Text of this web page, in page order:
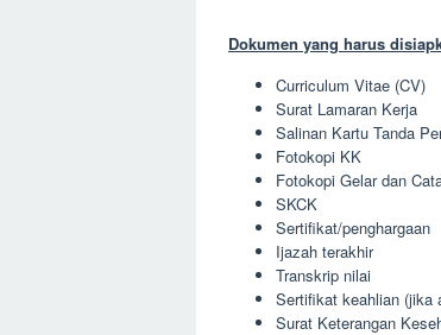
Dokumen yang harus
Curriculum Vitae (CV)
Surat Lamaran Kerja
Salinan Kartu Tanda
Fotokopi KK
Fotokopi Gelar dan
SKCK
Sertifikat/penghargaan
Ijazah terakhir
Transkrip nilai
Sertifikat keahlian (jika
Surat Keterangan